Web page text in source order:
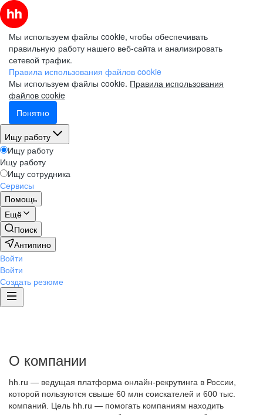
Мы используем файлы cookie, чтобы обеспечивать
правильную работу нашего веб-сайта и анализировать
сетевой трафик.
Правила использования файлов cookie
Мы используем файлы cookie. Правила использования
файлов cookie
Понятно
Ищу работу
Ищу работу
Ищу работу
Ищу сотрудника
Сервисы
Помощь
Ещё
Поиск
Антипино
Войти
Войти
Создать резюме
О компании
hh.ru — ведущая платформа онлайн-рекрутинга в России,
которой пользуются свыше 60 млн соискателей и 600 тыс.
компаний. Цель hh.ru — помогать компаниям находить